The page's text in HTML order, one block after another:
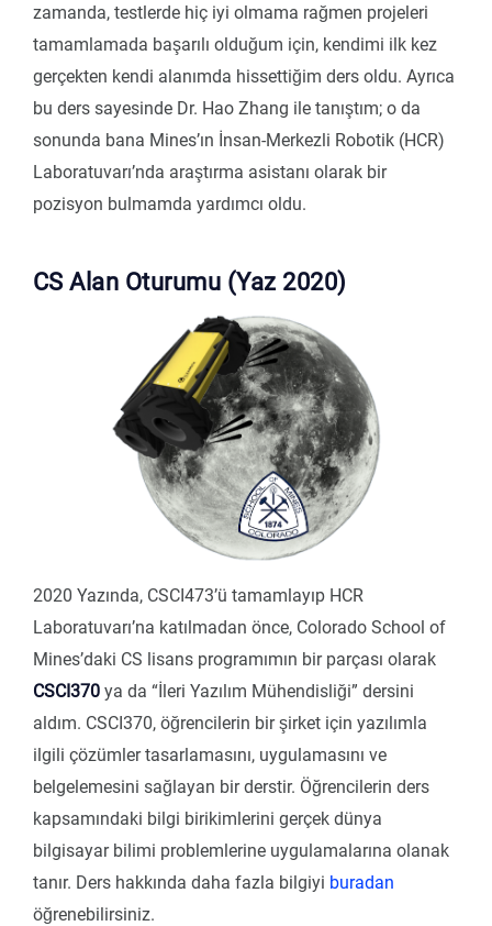
zamanda, testlerde hiç iyi olmama rağmen projeleri
tamamlamada başarılı olduğum için, kendimi ilk kez
gerçekten kendi alanımda hissettiğim ders oldu. Ayrıca
bu ders sayesinde Dr. Hao Zhang ile tanıştım; o da
sonunda bana Mines’ın İnsan-Merkezli Robotik (HCR)
Laboratuvarı’nda araştırma asistanı olarak bir
pozisyon bulmamda yardımcı oldu.
CS Alan Oturumu (Yaz 2020)
2020 Yazında, CSCI473’ü tamamlayıp HCR
Laboratuvarı’na katılmadan önce, Colorado School of
Mines’daki CS lisans programımın bir parçası olarak
CSCI370 ya da “İleri Yazılım Mühendisliği” dersini
aldım. CSCI370, öğrencilerin bir şirket için yazılımla
ilgili çözümler tasarlamasını, uygulamasını ve
belgelemesini sağlayan bir derstir. Öğrencilerin ders
kapsamındaki bilgi birikimlerini gerçek dünya
bilgisayar bilimi problemlerine uygulamalarına olanak
tanır. Ders hakkında daha fazla bilgiyi buradan
öğrenebilirsiniz.